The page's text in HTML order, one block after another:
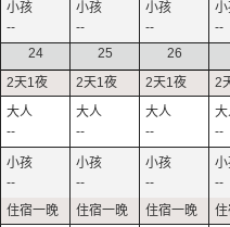
-- -- -- --
24
--
--
25
--
--
26
--
--
--
--